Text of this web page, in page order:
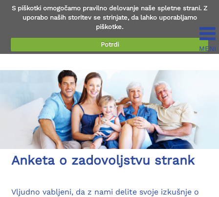
S piškotki omogočamo pravilno delovanje naše spletne strani. Z
uporabo naših storitev se strinjate, da lahko uporabljamo
piškotke.
Potrdi
MENI
Anketa o zadovoljstvu strank
Vljudno vabljeni, da z nami delite svoje izkušnje o